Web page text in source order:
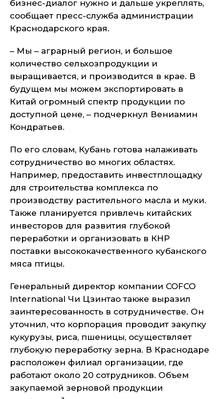
бизнес-диалог нужно и дальше укреплять,
сообщает пресс-служба администрации
Краснодарского края.
– Мы – аграрный регион, и большое
количество сельхозпродукции и
выращивается, и производится в крае. В
будущем мы можем экспортировать в
Китай огромный спектр продукции по
доступной цене, – подчеркнул Вениамин
Кондратьев.
По его словам, Кубань готова налаживать
сотрудничество во многих областях.
Например, предоставить инвестплощадку
для строительства комплекса по
производству растительного масла и муки.
Также планируется привлечь китайских
инвесторов для развития глубокой
переработки и организовать в КНР
поставки высококачественного кубанского
мяса птицы.
Генеральный директор компании COFCO
International Чи Цзинтао также выразил
заинтересованность в сотрудничестве. Он
уточнил, что корпорация проводит закупку
кукурузы, риса, пшеницы, осуществляет
глубокую переработку зерна. В Краснодаре
расположен филиал организации, где
работают около 20 сотрудников. Объем
закупаемой зерновой продукции